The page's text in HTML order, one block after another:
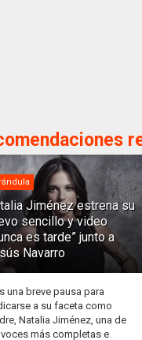
Jiménez estrena su
sencillo y video
es tarde” junto a
Navarro
una breve pausa para
a su faceta como
Natalia Jiménez, una de
voces más completas e